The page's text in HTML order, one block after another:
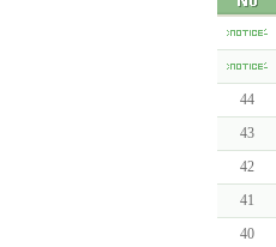
44
43
42
41
40